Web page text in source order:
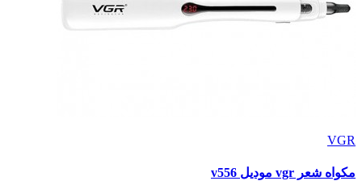
VGR
مكواه شعر vgr موديل v556